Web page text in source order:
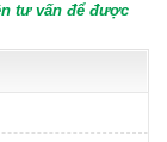
tư vấn để được